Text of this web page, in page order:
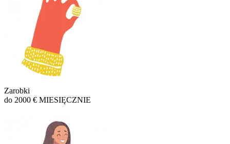
Zarobki
do 2000 € MIESIĘCZNIE